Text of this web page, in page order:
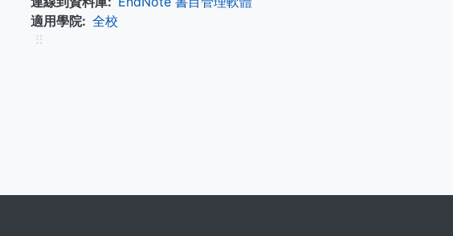
適用學院
全校
⠿